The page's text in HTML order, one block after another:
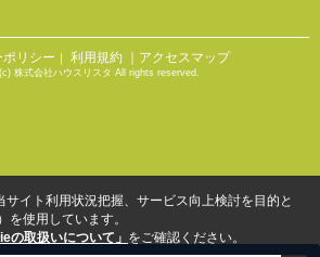
リシー ｜ 利用規約 ｜アクセスマップ
株式会社ハウスリスタ All rights reserved.
サイト利用状況把握、サービス向上検討を目的と
を使用しています。
の取扱いについて」 をご確認ください。